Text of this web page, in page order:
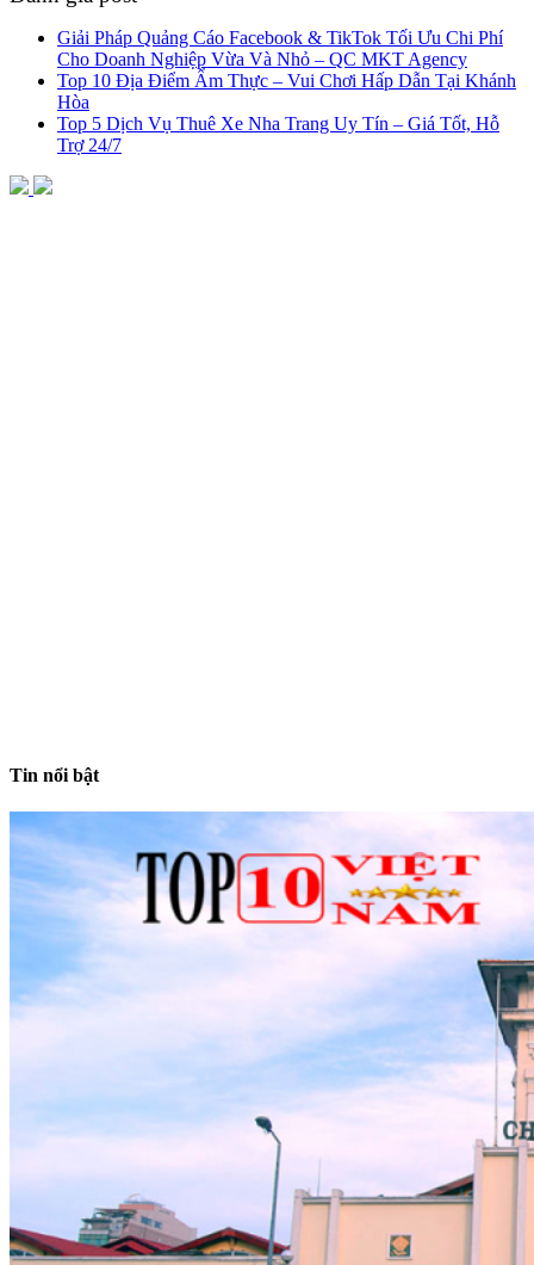
Giải Pháp Quảng Cáo Facebook & TikTok Tối Ưu Chi Phí
Cho Doanh Nghiệp Vừa Và Nhỏ – QC MKT Agency
Top 10 Địa Điểm Ẩm Thực – Vui Chơi Hấp Dẫn Tại Khánh
Hòa
Top 5 Dịch Vụ Thuê Xe Nha Trang Uy Tín – Giá Tốt, Hỗ
Trợ 24/7
Tin nổi bật